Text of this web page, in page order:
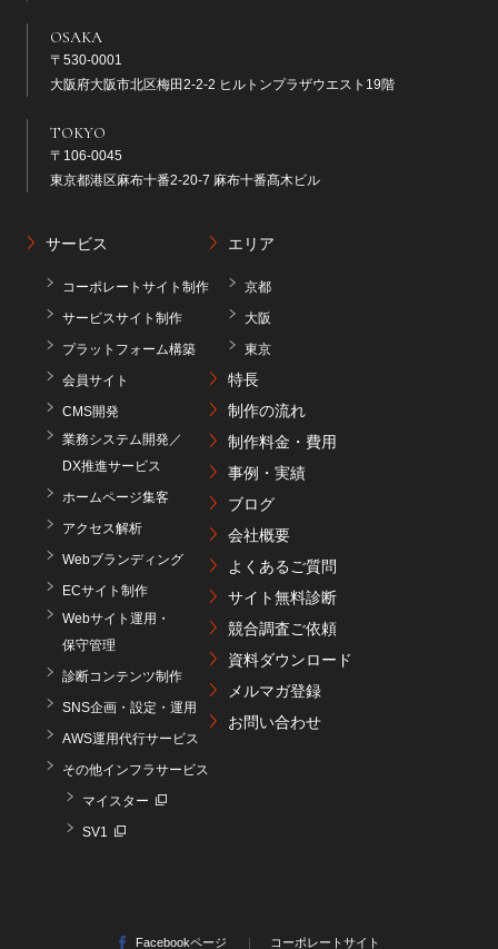
OSAKA
〒530-0001
大阪府大阪市北区梅田2-2-2 ヒルトンプラザウエスト19階
TOKYO
〒106-0045
東京都港区麻布十番2-20-7 麻布十番髙木ビル
サービス
コーポレートサイト制作
サービスサイト制作
プラットフォーム構築
会員サイト
CMS開発
業務システム開発／
DX推進サービス
ホームページ集客
アクセス解析
Webブランディング
ECサイト制作
Webサイト運用・
保守管理
診断コンテンツ制作
SNS企画・設定・運用
AWS運用代行サービス
その他インフラサービス
マイスター
SV1
エリア
京都
大阪
東京
特長
制作の流れ
制作料金・費用
事例・実績
ブログ
会社概要
よくあるご質問
サイト無料診断
競合調査ご依頼
資料ダウンロード
メルマガ登録
お問い合わせ
Facebookページ コーポレートサイト